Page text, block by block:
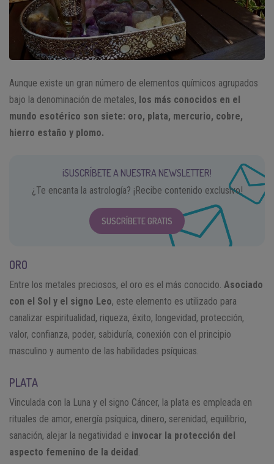
Aunque existe un gran número de elementos químicos agrupados
bajo la denominación de metales, los más conocidos en el
mundo esotérico son siete: oro, plata, mercurio, cobre,
hierro estaño y plomo.
¡SUSCRÍBETE A NUESTRA NEWSLETTER!
¿Te encanta la astrología? ¡Recibe contenido exclusivo!
SUSCRÍBETE GRATIS
ORO
Entre los metales preciosos, el oro es el más conocido. Asociado
con el Sol y el signo Leo, este elemento es utilizado para
canalizar espiritualidad, riqueza, éxito, longevidad, protección,
valor, confianza, poder, sabiduría, conexión con el principio
masculino y aumento de las habilidades psíquicas.
PLATA
Vinculada con la Luna y el signo Cáncer, la plata es empleada en
rituales de amor, energía psíquica, dinero, serenidad, equilibrio,
sanación, alejar la negatividad e invocar la protección del
aspecto femenino de la deidad .